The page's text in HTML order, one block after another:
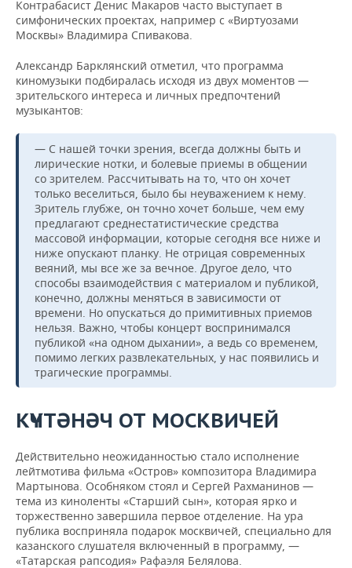
Контрабасист Денис Макаров часто выступает в
симфонических проектах, например с «Виртуозами
Москвы» Владимира Спивакова.
Александр Барклянский отметил, что программа
киномузыки подбиралась исходя из двух моментов —
зрительского интереса и личных предпочтений
музыкантов:
— С нашей точки зрения, всегда должны быть и
лирические нотки, и болевые приемы в общении
со зрителем. Рассчитывать на то, что он хочет
только веселиться, было бы неуважением к нему.
Зритель глубже, он точно хочет больше, чем ему
предлагают среднестатистические средства
массовой информации, которые сегодня все ниже и
ниже опускают планку. Не отрицая современных
веяний, мы все же за вечное. Другое дело, что
способы взаимодействия с материалом и публикой,
конечно, должны меняться в зависимости от
времени. Но опускаться до примитивных приемов
нельзя. Важно, чтобы концерт воспринимался
публикой «на одном дыхании», а ведь со временем,
помимо легких развлекательных, у нас появились и
трагические программы.
КҮЧТӘНӘЧ ОТ МОСКВИЧЕЙ
Действительно неожиданностью стало исполнение
лейтмотива фильма «Остров» композитора Владимира
Мартынова. Особняком стоял и Сергей Рахманинов —
тема из киноленты «Старший сын», которая ярко и
торжественно завершила первое отделение. На ура
публика восприняла подарок москвичей, специально для
казанского слушателя включенный в программу, —
«Татарская рапсодия» Рафаэля Белялова.